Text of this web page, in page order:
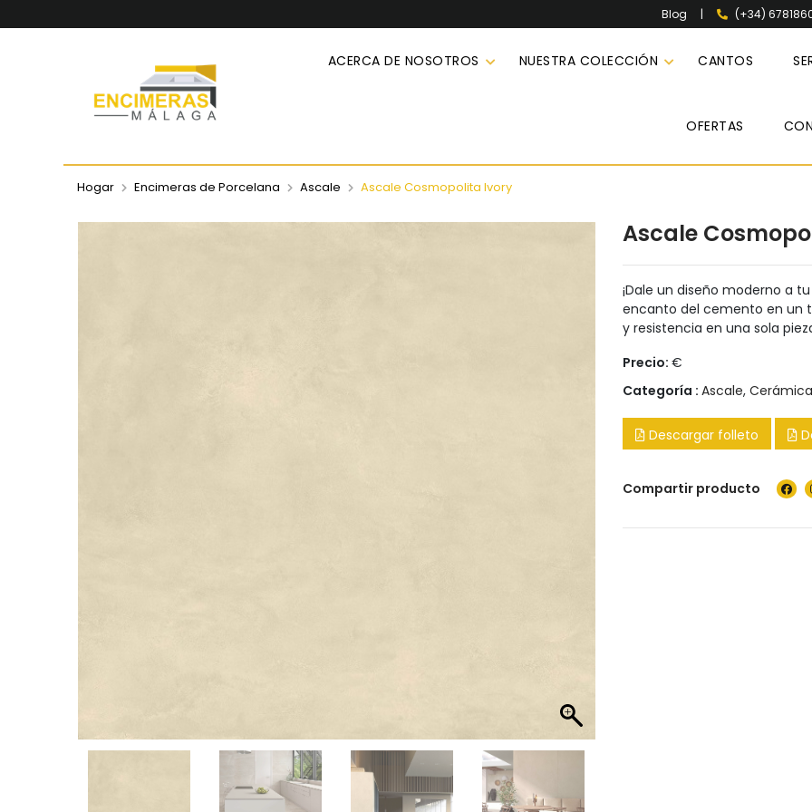
Blog | (+34)
ACERCA DE NOSOTROS NUESTRA COLECCIÓN CANTOS
OFERTAS
Hogar Encimeras de Porcelana Ascale Ascale Cosmopolita Ivory
Ascale
¡Dale un diseño moderno a
encanto del cemento en un
y resistencia en una sola
Precio: €
Categoría : Ascale, Cerámica
Descargar folleto
Compartir producto